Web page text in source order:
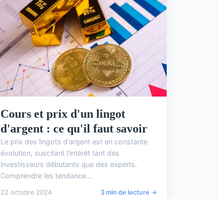
Cours et prix d'un lingot
d'argent : ce qu'il faut savoir
Le prix des lingots d'argent est en constante
évolution, suscitant l'intérêt tant des
investisseurs débutants que des experts.
Comprendre les tendance...
22 octobre 2024 3 min de lecture →